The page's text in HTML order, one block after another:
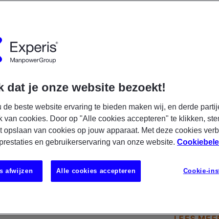
Analist - Experis
- € 7500
IT Tijdelijk Fulltime
die een belangrijke rol spelen in Nederland. Je wordt
groeiend team van consultants en helpt onze opdrachtgevers
dat je onze website bezoekt!
de beste website ervaring te bieden maken wij, en derde
van cookies. Door op "Alle cookies accepteren" te klikken,
opslaan van cookies op jouw apparaat. Met deze cookies
en gebruikerservaring van onze website.
Cookie-
afwijzen Alle cookies accepteren